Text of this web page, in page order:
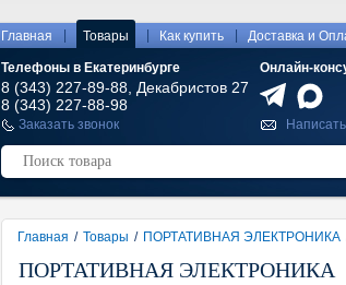
Главная Товары Как купить Доставка и
Телефоны в Екатеринбурге
8 (343) 227-89-88, Декабристов 27
8 (343) 227-88-98
Онлайн-
Заказать звонок
Главная / Товары / ПОРТАТИВНАЯ ЭЛЕКТРОНИКА
ПОРТАТИВНАЯ ЭЛЕКТРОНИКА